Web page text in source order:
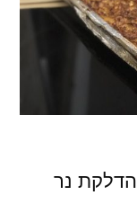
הדלקת נר